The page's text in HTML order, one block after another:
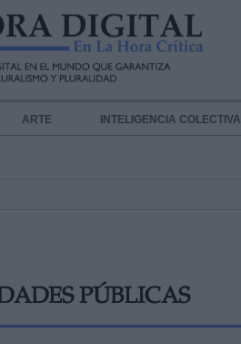
ARTE INTELIGENCIA COLECTIVA
PÚBLICAS